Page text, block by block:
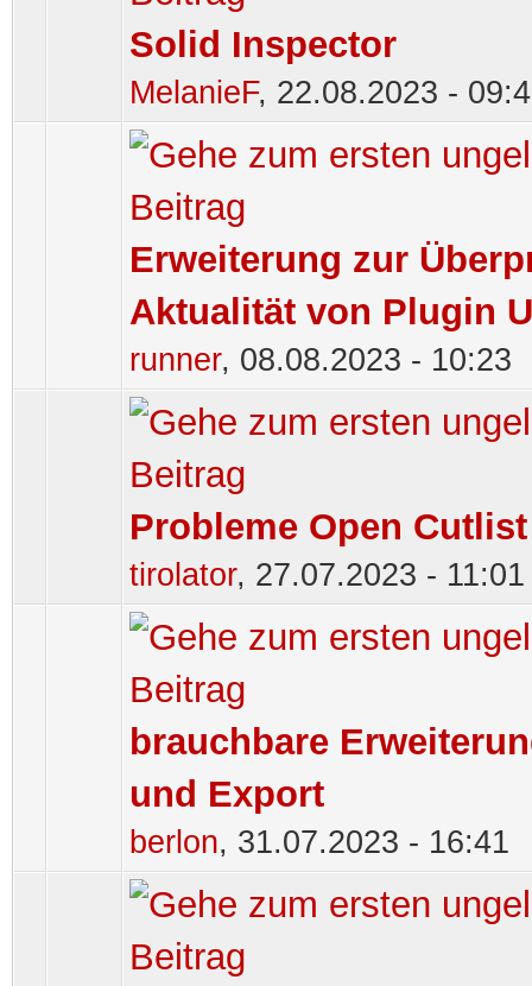
Solid Inspector
MelanieF, 22.08.2023 -
Erweiterung zur
Aktualität von Plugin
runner, 08.08.2023 - 10:23
Probleme Open Cutlist
tirolator, 27.07.2023 - 11:01
brauchbare
und Export
berlon, 31.07.2023 - 16:41